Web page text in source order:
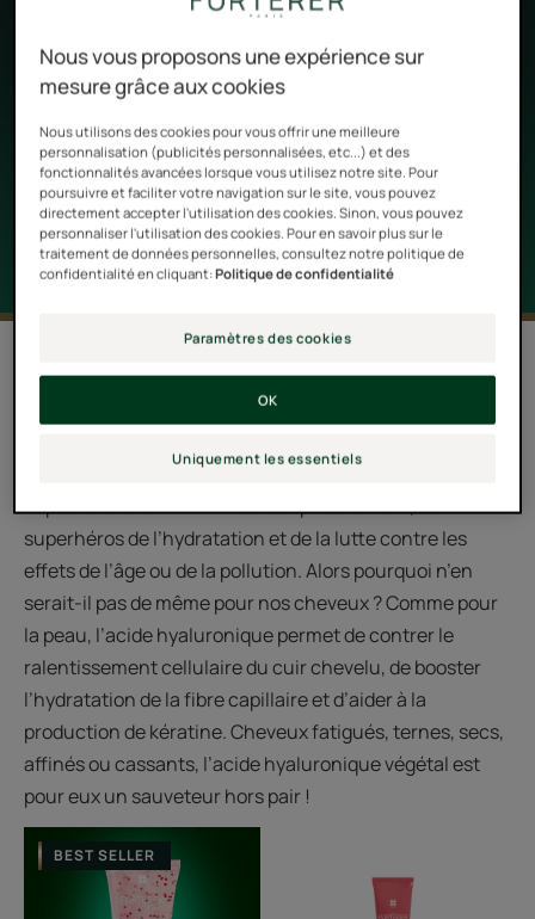
chercher de quoi composer un actif 100% végétal et
naturel pour sublimer votre chevelure. Il n’y a pas que
votre peau qui mérite d’être repulpée. On vous explique
tout sur les soins capillaires à l’acide hyaluronique
végétal.
l’acide hyaluronique végétal"
fatiguées depuis des années déjà. Connu pour sa
capacité à retenir 1000 fois son poids en eau, c’est un
superhéros de l’hydratation et de la lutte contre les
effets de l’âge ou de la pollution. Alors pourquoi n’en
serait-il pas de même pour nos cheveux ? Comme pour
la peau, l’acide hyaluronique permet de contrer le
ralentissement cellulaire du cuir chevelu, de booster
l’hydratation de la fibre capillaire et d’aider à la
production de kératine. Cheveux fatigués, ternes, secs,
affinés ou cassants, l’acide hyaluronique végétal est
pour eux un sauveteur hors pair !
Shampooing
repulpant
BEST SELLER
de
Nous vous proposons une expérience sur
mesure grâce aux cookies
Nous utilisons des cookies pour vous offrir une meilleure
personnalisation (publicités personnalisées, etc...) et des
fonctionnalités avancées lorsque vous utilisez notre site. Pour
poursuivre et faciliter votre navigation sur le site, vous pouvez
directement accepter l'utilisation des cookies. Sinon, vous pouvez
personnaliser l'utilisation des cookies. Pour en savoir plus sur le
traitement de données personnelles, consultez notre politique de
confidentialité en cliquant:Politique de confidentialité
Paramètres des cookies
Uniquement les essentiels
OK